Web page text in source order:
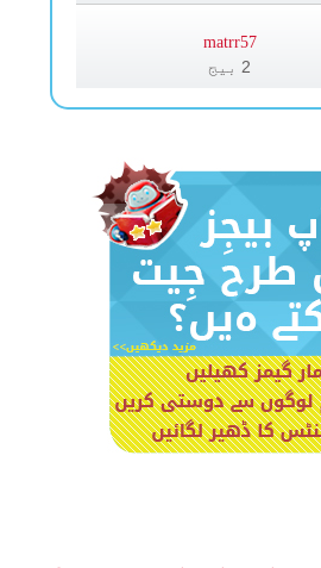
matrr57
2 بیج